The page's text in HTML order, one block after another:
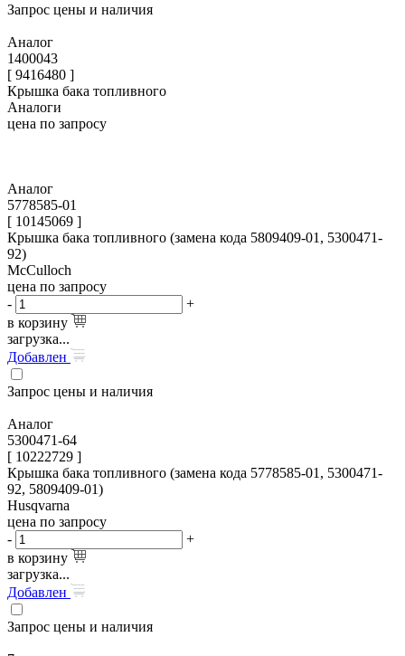
Запрос цены и наличия
Аналог
1400043
[ 9416480 ]
Крышка бака топливного
Аналоги
цена по запросу
Аналог
5778585-01
[ 10145069 ]
Крышка бака топливного (замена кода 5809409-01, 5300471-
92)
McCulloch
цена по запросу
-
+
в корзину
загрузка...
Добавлен
Запрос цены и наличия
Аналог
5300471-64
[ 10222729 ]
Крышка бака топливного (замена кода 5778585-01, 5300471-
92, 5809409-01)
Husqvarna
цена по запросу
-
+
в корзину
загрузка...
Добавлен
Запрос цены и наличия